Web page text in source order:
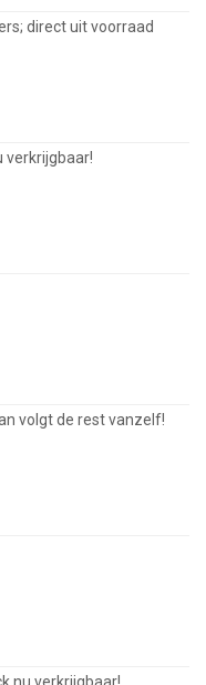
direct uit voorraad
verkrijgbaar!
volgt de rest vanzelf!